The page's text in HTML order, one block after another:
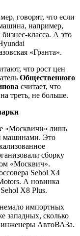
говорят, что если
например,
класса. А это
«Гранта».
что рост цен
Общественного
считает, что
треть, не больше.
«Москвичи» лишь
машинами. Это
сборку
«Москвич».
Sehol X4
А новинка
X8 Plus.
импортных
западных, сколько
инженеры АвтоВАЗа.